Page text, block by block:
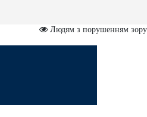
Людям з порушенням зору